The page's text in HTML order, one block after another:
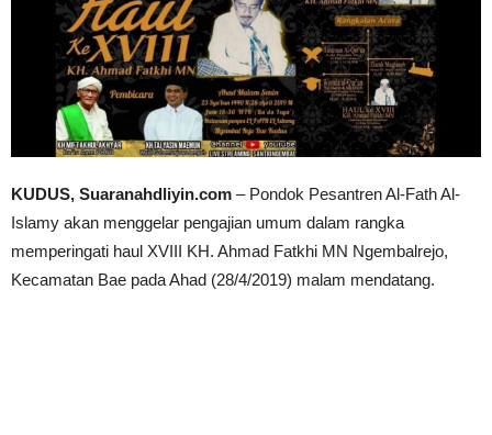
KUDUS, Suaranahdliyin.com – Pondok Pesantren Al-Fath Al-
Islamy akan menggelar pengajian umum dalam rangka
memperingati haul XVIII KH. Ahmad Fatkhi MN Ngembalrejo,
Kecamatan Bae pada Ahad (28/4/2019) malam mendatang.